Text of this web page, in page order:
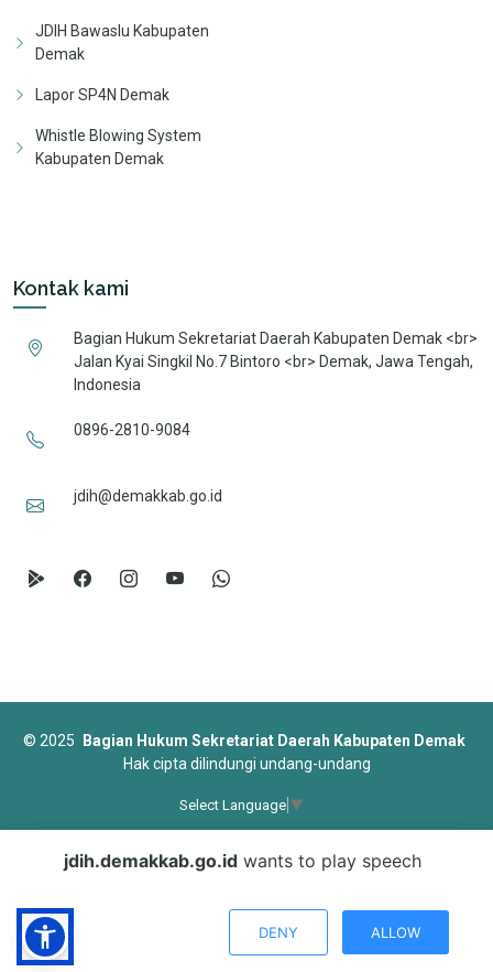
JDIH Bawaslu Kabupaten
Demak
Lapor SP4N Demak
Whistle Blowing System
Kabupaten Demak
Kontak kami
Bagian Hukum Sekretariat Daerah Kabupaten Demak <br>
Jalan Kyai Singkil No.7 Bintoro <br> Demak, Jawa Tengah,
Indonesia
0896-2810-9084
jdih@demakkab.go.id
© 2025
Bagian Hukum Sekretariat Daerah Kabupaten Demak
Hak cipta dilindungi undang-undang
Select Language ▼
jdih.demakkab.go.idwants to play speech
DENY ALLOW